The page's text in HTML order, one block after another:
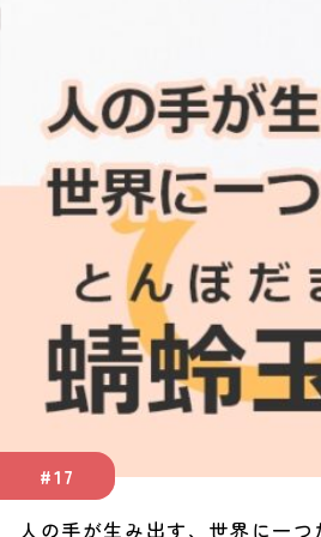
#17
人の手が生み出す、世界に一